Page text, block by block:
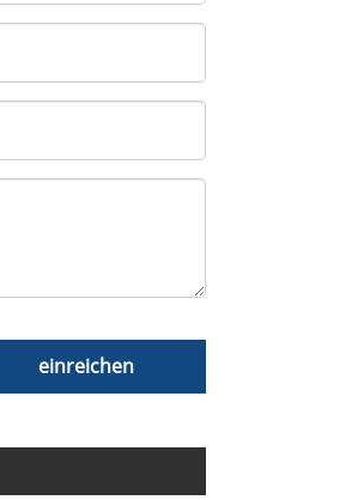
einreichen